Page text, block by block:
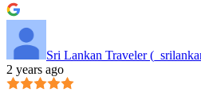
Sri Lankan Traveler
2 years ago